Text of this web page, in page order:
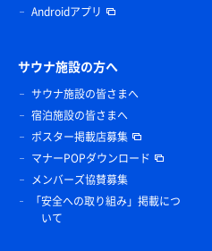
Androidアプリ
サウナ施設の方へ
サウナ施設の皆さまへ
宿泊施設の皆さまへ
ポスター掲載店募集
マナーPOPダウンロード
メンバーズ協賛募集
「安全への取り組み」掲載につ
いて